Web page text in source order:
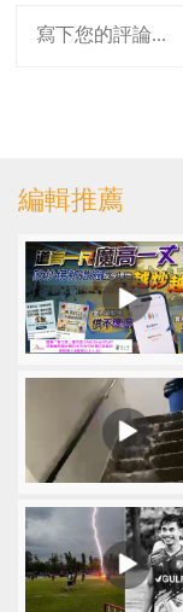
編輯推薦